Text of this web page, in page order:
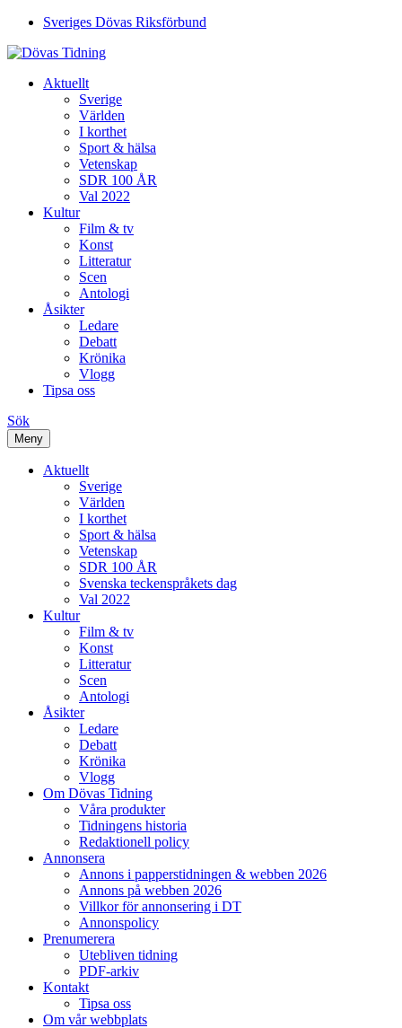
Sveriges Dövas Riksförbund
Aktuellt
Sverige
Världen
I korthet
Sport & hälsa
Vetenskap
SDR 100 ÅR
Val 2022
Kultur
Film & tv
Konst
Litteratur
Scen
Antologi
Åsikter
Ledare
Debatt
Krönika
Vlogg
Tipsa oss
Sök
Meny
Aktuellt
Sverige
Världen
I korthet
Sport & hälsa
Vetenskap
SDR 100 ÅR
Svenska teckenspråkets dag
Val 2022
Kultur
Film & tv
Konst
Litteratur
Scen
Antologi
Åsikter
Ledare
Debatt
Krönika
Vlogg
Om Dövas Tidning
Våra produkter
Tidningens historia
Redaktionell policy
Annonsera
Annons i papperstidningen & webben 2026
Annons på webben 2026
Villkor för annonsering i DT
Annonspolicy
Prenumerera
Utebliven tidning
PDF-arkiv
Kontakt
Tipsa oss
Om vår webbplats